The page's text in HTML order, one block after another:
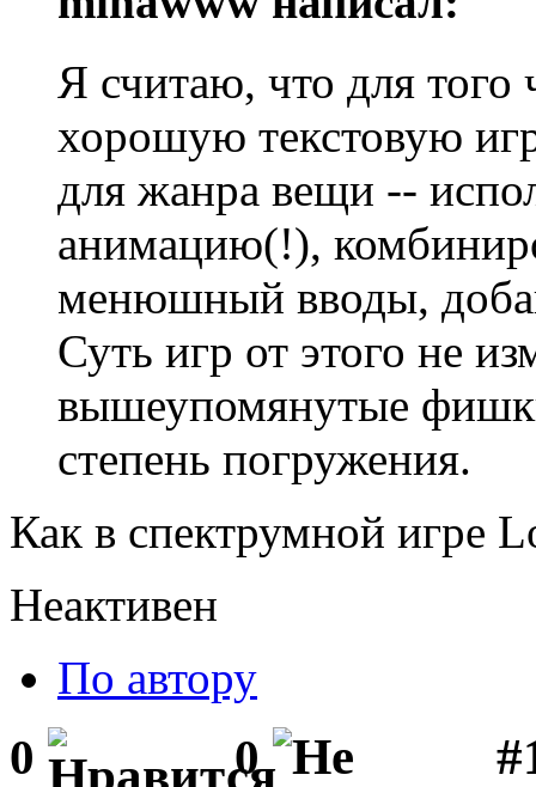
Я считаю, что для того
хорошую текстовую
для жанра вещи --
анимацию(!),
менюшный вводы,
Суть игр от этого не
вышеупомянутые
степень погружения.
Как в спектрумной игре
Неактивен
По автору
0 0